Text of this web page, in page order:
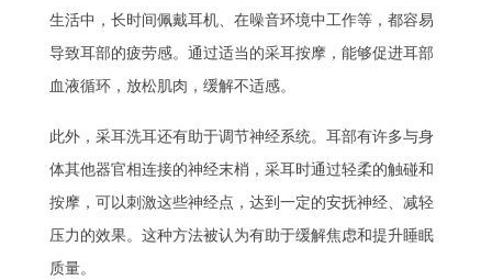
生活中，长时间佩戴耳机、在噪音环境中工作等，都容易
导致耳部的疲劳感。通过适当的采耳按摩，能够促进耳部
血液循环，放松肌肉，缓解不适感。
此外，采耳洗耳还有助于调节神经系统。耳部有许多与身
体其他器官相连接的神经末梢，采耳时通过轻柔的触碰和
按摩，可以刺激这些神经点，达到一定的安抚神经、减轻
压力的效果。这种方法被认为有助于缓解焦虑和提升睡眠
质量。